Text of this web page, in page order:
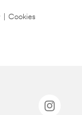
Cookies